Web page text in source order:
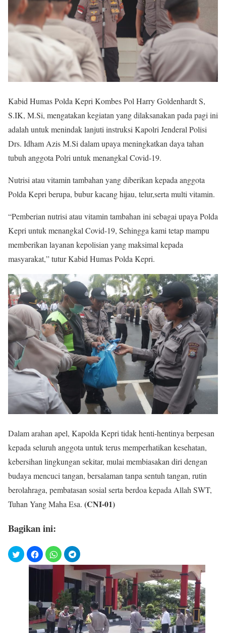
Kabid Humas Polda Kepri Kombes Pol Harry Goldenhardt S,
S.IK, M.Si, mengatakan kegiatan yang dilaksanakan pada pagi ini
adalah untuk menindak lanjuti instruksi Kapolri Jenderal Polisi
Drs. Idham Azis M.Si dalam upaya meningkatkan daya tahan
tubuh anggota Polri untuk menangkal Covid-19.
Nutrisi atau vitamin tambahan yang diberikan kepada anggota
Polda Kepri berupa, bubur kacang hijau, telur,serta multi vitamin.
“Pemberian nutrisi atau vitamin tambahan ini sebagai upaya Polda
Kepri untuk menangkal Covid-19, Sehingga kami tetap mampu
memberikan layanan kepolisian yang maksimal kepada
masyarakat,” tutur Kabid Humas Polda Kepri.
Dalam arahan apel, Kapolda Kepri tidak henti-hentinya berpesan
kepada seluruh anggota untuk terus memperhatikan kesehatan,
kebersihan lingkungan sekitar, mulai membiasakan diri dengan
budaya mencuci tangan, bersalaman tanpa sentuh tangan, rutin
berolahraga, pembatasan sosial serta berdoa kepada Allah SWT,
Tuhan Yang Maha Esa. (CNI-01)
Bagikan ini: